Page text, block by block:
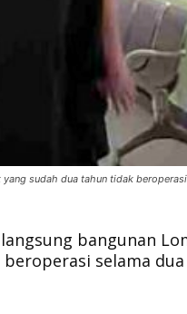
sudah dua tahun tidak
bangunan
selama dua